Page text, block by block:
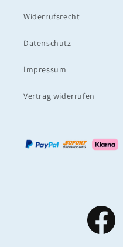
Widerrufsrecht
Datenschutz
Impressum
Vertrag widerrufen
Facebook